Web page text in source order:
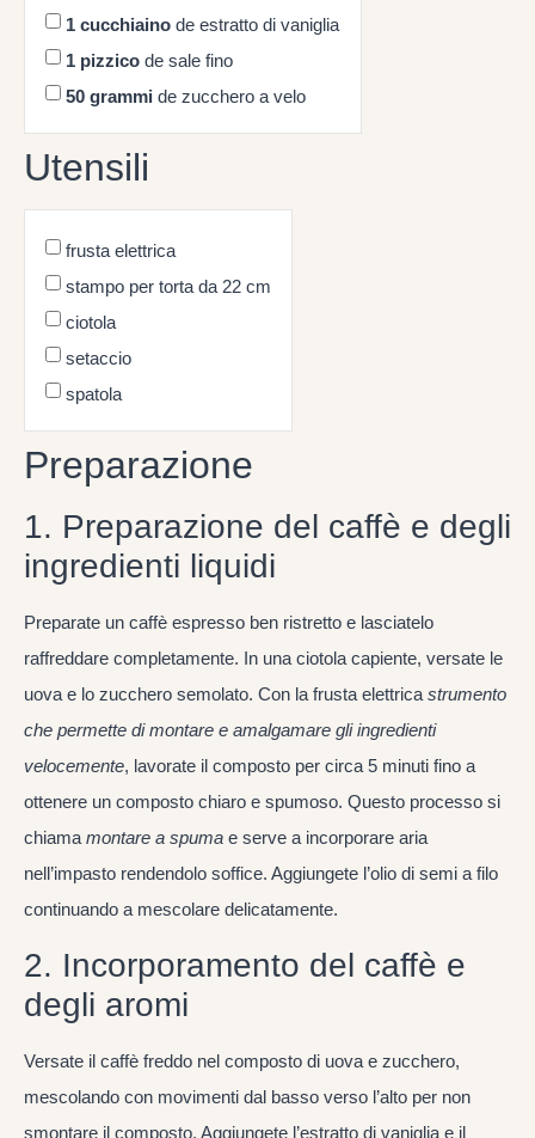
1 cucchiaino de estratto di vaniglia
1 pizzico de sale fino
50 grammi de zucchero a velo
Utensili
frusta elettrica
stampo per torta da 22 cm
ciotola
setaccio
spatola
Preparazione
1. Preparazione del caffè e degli
ingredienti liquidi
Preparate un caffè espresso ben ristretto e lasciatelo
raffreddare completamente. In una ciotola capiente, versate le
uova e lo zucchero semolato. Con la frusta elettrica strumento
che permette di montare e amalgamare gli ingredienti
velocemente, lavorate il composto per circa 5 minuti fino a
ottenere un composto chiaro e spumoso. Questo processo si
chiama montare a spuma e serve a incorporare aria
nell’impasto rendendolo soffice. Aggiungete l’olio di semi a filo
continuando a mescolare delicatamente.
2. Incorporamento del caffè e
degli aromi
Versate il caffè freddo nel composto di uova e zucchero,
mescolando con movimenti dal basso verso l’alto per non
smontare il composto. Aggiungete l’estratto di vaniglia e il